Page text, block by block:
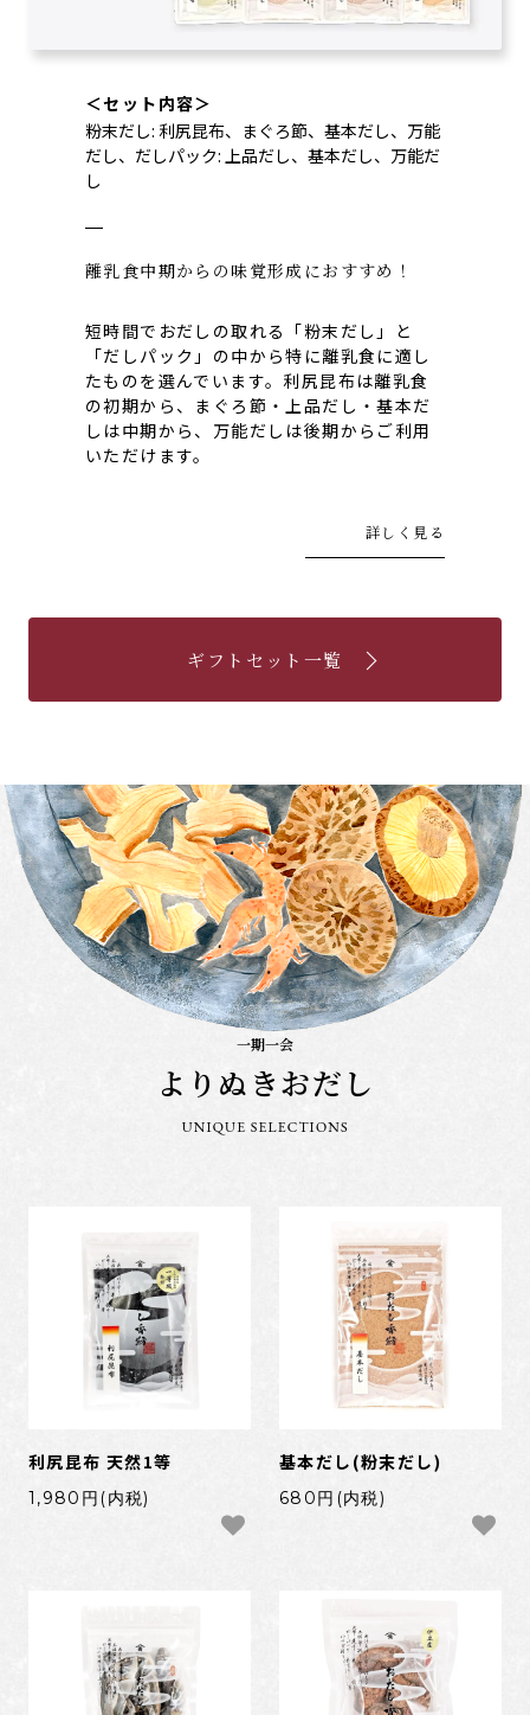
＜セット内容＞
粉末だし: 利尻昆布、まぐろ節、基本だし、万能
だし、だしパック: 上品だし、基本だし、万能だ
し
離乳食中期からの味覚形成におすすめ！
短時間でおだしの取れる「粉末だし」と
「だしパック」の中から特に離乳食に適し
たものを選んでいます。利尻昆布は離乳食
の初期から、まぐろ節・上品だし・基本だ
しは中期から、万能だしは後期からご利用
いただけます。
詳しく見る
ギフトセット一覧
一期一会
よりぬきおだし
利尻昆布 天然1等
1,980円(内税)
基本だし(粉末だし)
680円(内税)